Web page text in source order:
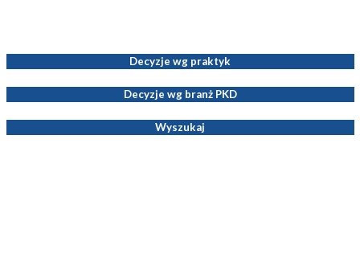
Decyzje wg praktyk
Decyzje wg branż PKD
Wyszukaj